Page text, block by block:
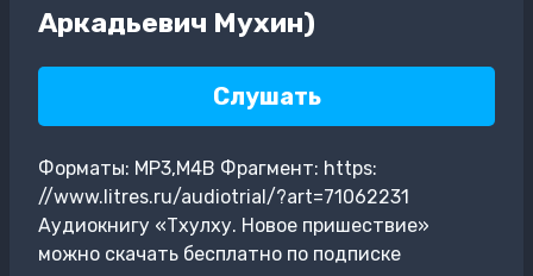
Аркадьевич Мухин)
Слушать
Форматы: MP3,M4B Фрагмент: https:
//www.litres.ru/audiotrial/?art=71062231
Аудиокнигу «Тхулху. Новое пришествие»
можно скачать бесплатно по подписке